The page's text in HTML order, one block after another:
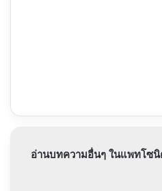
อ่านบทความอื่นๆ ในแพทโซ